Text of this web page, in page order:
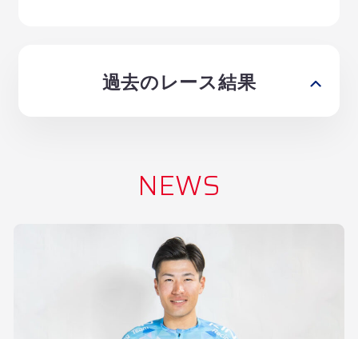
過去のレース結果
NEWS